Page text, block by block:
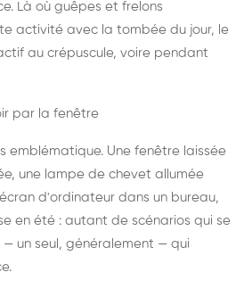
Là où guêpes et frelons
activité avec la tombée du jour, le
au crépuscule, voire pendant
par la fenêtre
emblématique. Une fenêtre laissée
une lampe de chevet allumée
d'ordinateur dans un bureau,
en été : autant de scénarios qui se
un seul, généralement — qui